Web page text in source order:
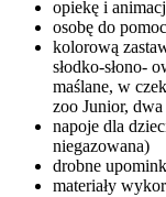
opiekę i
osobę do
kolorową
słodko-słono-
maślane, w
zoo Junior,
napoje dla
niegazowana)
drobne
materiały